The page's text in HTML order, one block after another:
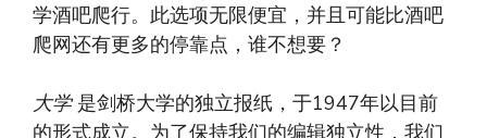
学酒吧爬行。此选项无限便宜，并且可能比酒吧
爬网还有更多的停靠点，谁不想要？
大学是剑桥大学的独立报纸，于1947年以目前
的形式成立。为了保持我们的编辑独立性，我们